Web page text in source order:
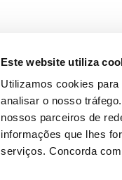
Este website utiliza
Utilizamos cookies
analisar o nosso
nossos parceiros de
informações que lhes
serviços. Concorda